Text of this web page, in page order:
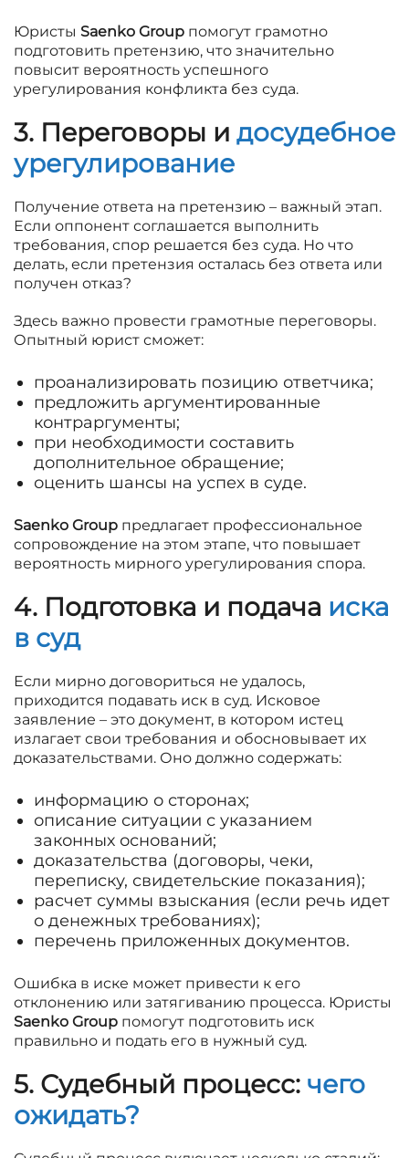
Юристы Saenko Group помогут грамотно
подготовить претензию, что значительно
повысит вероятность успешного
урегулирования конфликта без суда.
3. Переговоры и досудебное
урегулирование
Получение ответа на претензию – важный этап.
Если оппонент соглашается выполнить
требования, спор решается без суда. Но что
делать, если претензия осталась без ответа или
получен отказ?
Здесь важно провести грамотные переговоры.
Опытный юрист сможет:
проанализировать позицию ответчика;
предложить аргументированные
контраргументы;
при необходимости составить
дополнительное обращение;
оценить шансы на успех в суде.
Saenko Group предлагает профессиональное
сопровождение на этом этапе, что повышает
вероятность мирного урегулирования спора.
4. Подготовка и подача иска
в суд
Если мирно договориться не удалось,
приходится подавать иск в суд. Исковое
заявление – это документ, в котором истец
излагает свои требования и обосновывает их
доказательствами. Оно должно содержать:
информацию о сторонах;
описание ситуации с указанием
законных оснований;
доказательства (договоры, чеки,
переписку, свидетельские показания);
расчет суммы взыскания (если речь идет
о денежных требованиях);
перечень приложенных документов.
Ошибка в иске может привести к его
отклонению или затягиванию процесса. Юристы
Saenko Group помогут подготовить иск
правильно и подать его в нужный суд.
5. Судебный процесс: чего
ожидать?